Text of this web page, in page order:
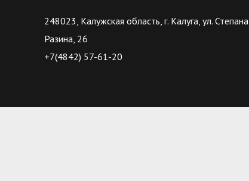
248023, Калужская область, г. Калуга, ул. Степана
Разина, 26
+7(4842) 57-61-20